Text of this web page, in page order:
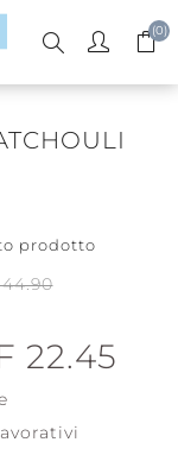
(0)
prodotto
22.45